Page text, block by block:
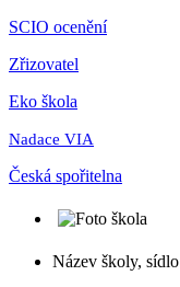
SCIO ocenění
Zřizovatel
Eko škola
Nadace VIA
Česká spořitelna
Název školy, sídlo